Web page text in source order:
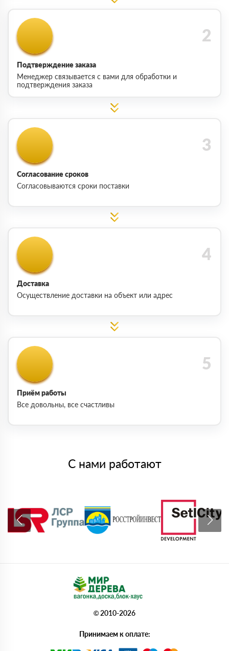
Подтверждение заказа
Менеджер связывается с вами для обработки и
подтверждения заказа
Согласование сроков
Согласовываются сроки поставки
Доставка
Осуществление доставки на объект или адрес
Приём работы
Все довольны, все счастливы
С нами работают
© 2010-2026
Принимаем к оплате: